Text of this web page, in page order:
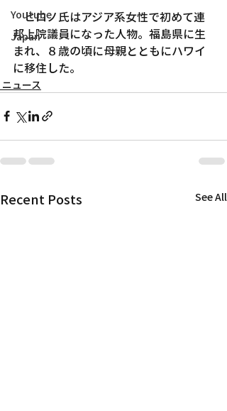
Youtube
Japan
ヒロノ氏はアジア系女性で初めて連
邦上院議員になった人物。福島県に生
まれ、８歳の頃に母親とともにハワイ
に移住した。
ニュース
Recent Posts See All